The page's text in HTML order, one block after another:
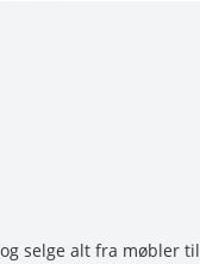
selge alt fra møbler til